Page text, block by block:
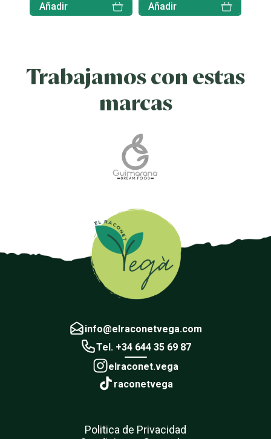
Añadir Añadir
Trabajamos con estas
marcas
info@elraconetvega.com
Tel. +34 644 35 69 87
elraconet.vega
raconetvega
Politica de Privacidad